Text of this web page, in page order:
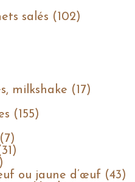
salés (102)
milkshake (17)
(155)
ou jaune d’œuf (43)